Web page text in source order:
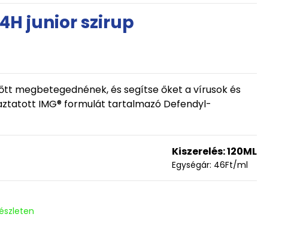
junior szirup
megbetegednének, és segítse őket a vírusok és
IMG® formulát tartalmazó Defendyl-
Kiszerelés:120ML
Egységár: 46Ft/ml